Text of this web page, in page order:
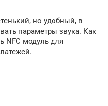
но удобный, в
параметры звука. Как
NFC модуль для